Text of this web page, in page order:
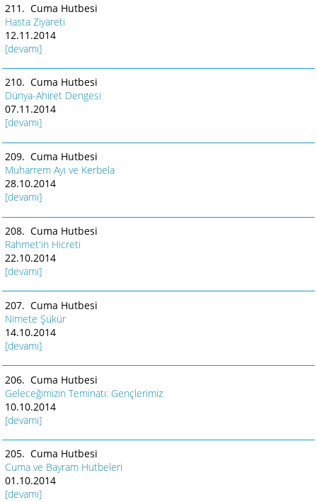
211. Cuma Hutbesi
Hasta Ziyareti
12.11.2014
[devamı]
210. Cuma Hutbesi
Dünya-Ahiret Dengesi
07.11.2014
[devamı]
209. Cuma Hutbesi
Muharrem Ayı ve Kerbela
28.10.2014
[devamı]
208. Cuma Hutbesi
Rahmet'in Hicreti
22.10.2014
[devamı]
207. Cuma Hutbesi
Nimete Şükür
14.10.2014
[devamı]
206. Cuma Hutbesi
Geleceğimizin Teminatı: Gençlerimiz
10.10.2014
[devamı]
205. Cuma Hutbesi
Cuma ve Bayram Hutbeleri
01.10.2014
[devamı]